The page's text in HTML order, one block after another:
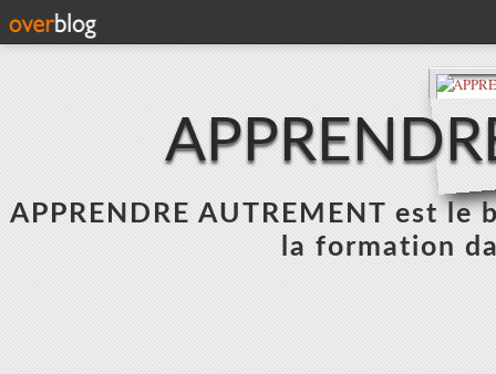
APPRENDRE AUTREMENT est
la formation